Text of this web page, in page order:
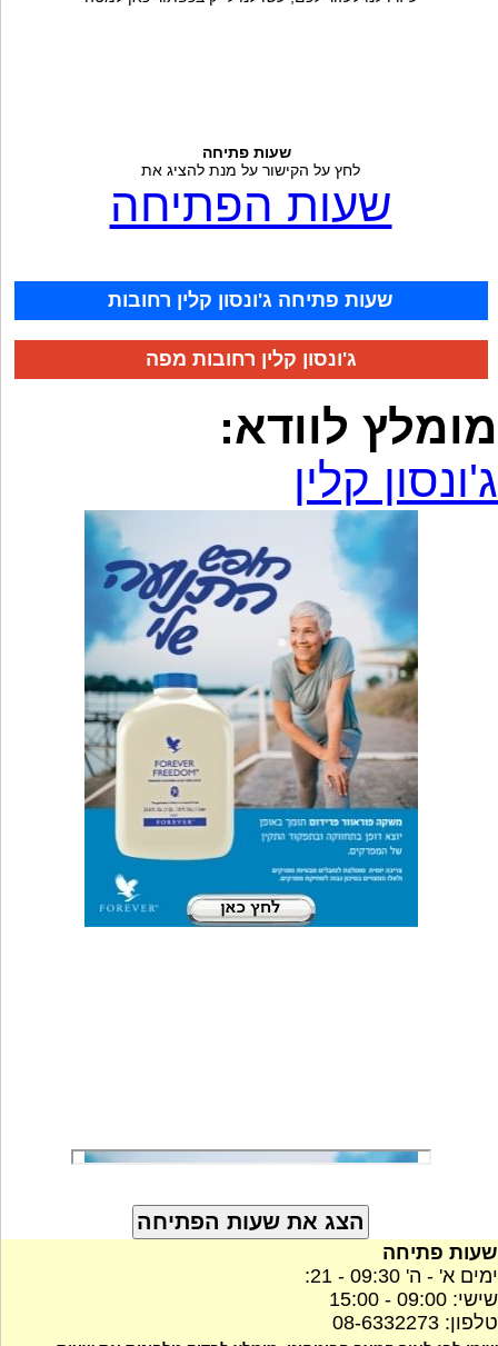
שעות פתיחה
לחץ על הקישור על מנת להציג את
שעות הפתיחה
שעות פתיחה ג'ונסון קלין רחובות
ג'ונסון קלין רחובות מפה
מומלץ לוודא:
ג'ונסון קלין
שעות פתיחה
ימים א' - ה' 09:30 - 21:
שישי: 09:00 - 15:00
טלפון: 08-6332273